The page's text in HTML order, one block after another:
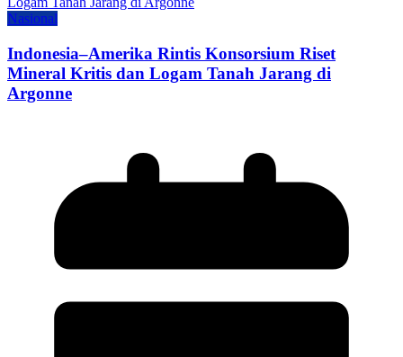
Nasional
Indonesia–Amerika Rintis Konsorsium Riset
Mineral Kritis dan Logam Tanah Jarang di
Argonne